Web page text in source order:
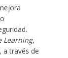
Learning,
a través de